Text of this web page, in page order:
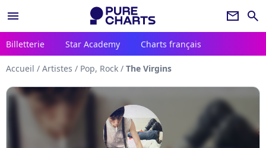
menu newsletter search
Billetterie Star Academy Charts français
Accueil / Artistes / Pop, Rock / The Virgins